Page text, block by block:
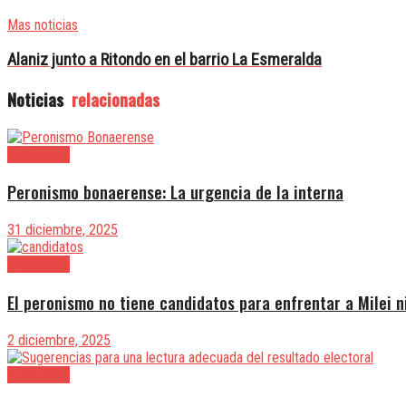
Mas noticias
Alaniz junto a Ritondo en el barrio La Esmeralda
Noticias relacionadas
Peronismo bonaerense: La urgencia de la interna
31 diciembre, 2025
El peronismo no tiene candidatos para enfrentar a Milei
2 diciembre, 2025